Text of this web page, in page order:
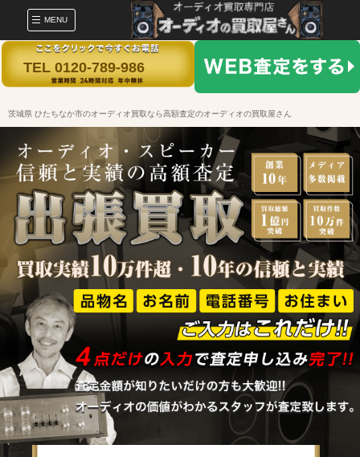
MENU
TEL 0120-789-986
茨城県 ひたちなか市のオーディオ買取なら高額査定のオーディオの買取屋さん